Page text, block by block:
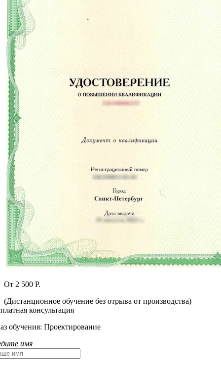
От 2 500 Р.
(Дистанционное обучение без отрыва от производства)
консультация
обучения: Проектирование
имя